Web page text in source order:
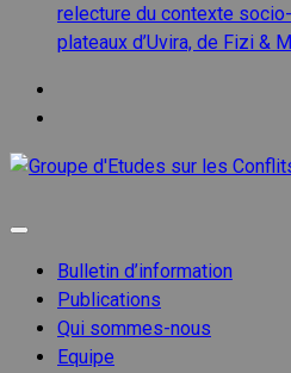
relecture du contexte
plateaux d’Uvira, de Fizi &
Bulletin d’information
Publications
Qui sommes-nous
Equipe